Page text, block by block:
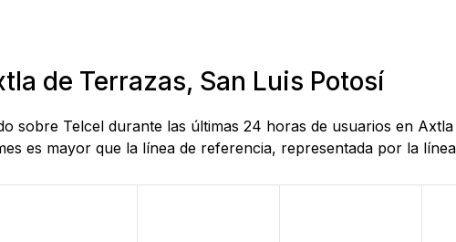
de Terrazas, San Luis Potosí
sobre Telcel durante las últimas 24 horas de usuarios en
es mayor que la línea de referencia, representada por la